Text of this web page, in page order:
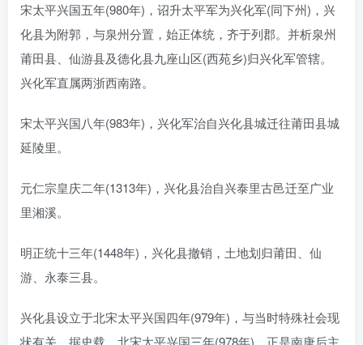
宋太平兴国五年(980年)，诏升太平军为兴化军(同下州)，兴
化县为附郭，与泉州分置，始正体统，齐于列郡。并析泉州
莆田县、仙游县及德化县九座山区(西苑乡)归兴化军管辖。
兴化军直属两浙西南路。
宋太平兴国八年(983年)，兴化军治自兴化县城迁往莆田县城
延陵里。
元仁宗皇庆二年(1313年)，兴化县治自兴泰里古邑迁至广业
里湘溪。
明正统十三年(1448年)，兴化县撤销，土地划归莆田、仙
游、永泰三县。
兴化县设立于北宋太平兴国四年(979年)，与当时特殊社会现